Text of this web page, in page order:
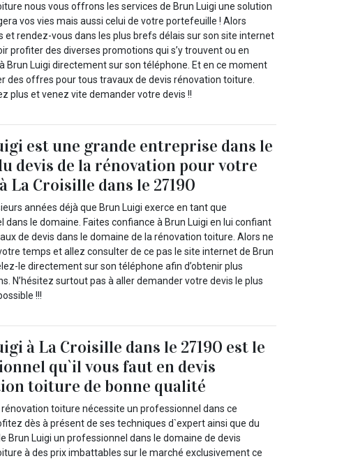
nous vous offrons les services de Brun Luigi une solution
vos vies mais aussi celui de votre portefeuille ! Alors
et rendez-vous dans les plus brefs délais sur son site internet
profiter des diverses promotions qui s’y trouvent ou en
Brun Luigi directement sur son téléphone. Et en ce moment
des offres pour tous travaux de devis rénovation toiture.
plus et venez vite demander votre devis !!
est une grande entreprise dans le
devis de la rénovation pour votre
La Croisille dans le 27190
années déjà que Brun Luigi exerce en tant que
dans le domaine. Faites confiance à Brun Luigi en lui confiant
de devis dans le domaine de la rénovation toiture. Alors ne
temps et allez consulter de ce pas le site internet de Brun
le directement sur son téléphone afin d’obtenir plus
N’hésitez surtout pas à aller demander votre devis le plus
!!!
à La Croisille dans le 27190 est le
qu`il vous faut en devis
toiture de bonne qualité
rénovation toiture nécessite un professionnel dans ce
dès à présent de ses techniques d`expert ainsi que du
Brun Luigi un professionnel dans le domaine de devis
à des prix imbattables sur le marché exclusivement ce